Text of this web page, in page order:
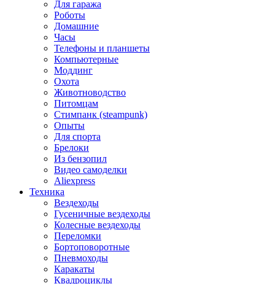
Для гаража
Роботы
Домашние
Часы
Телефоны и планшеты
Компьютерные
Моддинг
Охота
Животноводство
Питомцам
Стимпанк (steampunk)
Опыты
Для спорта
Брелоки
Из бензопил
Видео самоделки
Aliexpress
Техника
Вездеходы
Гусеничные вездеходы
Колесные вездеходы
Переломки
Бортоповоротные
Пневмоходы
Каракаты
Квадроциклы